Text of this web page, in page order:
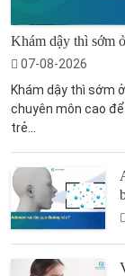
Khám dậy thì sớm
07-08-2026
Khám dậy thì sớm
chuyên môn cao
trẻ...